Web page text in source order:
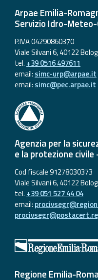
Arpae Emilia-
Servizio Idro-
P.IVA 04290860370
Viale Silvani 6, 40122
tel. +39 0516 497611
email: simc-urp@arpae.it
email: simc@pec.arpae.it
Agenzia per la
e la protezione
Cod fiscale 91278030373
Viale Silvani 6, 40122
tel. +39 051 527 44 04
email:
Regione Emilia-